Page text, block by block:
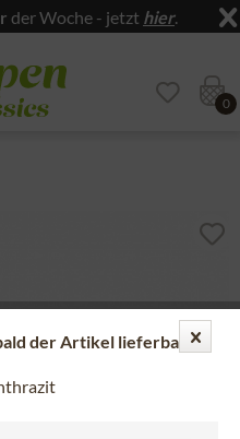
der Woche - jetzt hier.
springen
0
der Artikel lieferbar ist.